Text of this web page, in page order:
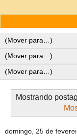
Mostrando
domingo, 25 de